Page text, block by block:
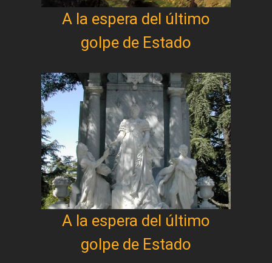
A la espera del último
golpe de Estado
A la espera del último
golpe de Estado